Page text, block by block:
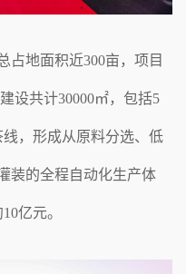
占地面积近300亩，项目
设共计30000㎡，包括5
，形成从原料分选、低
装的全程自动化生产体
亿元。